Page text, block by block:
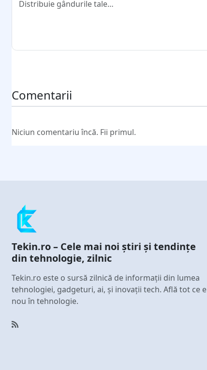
Comentarii
Niciun comentariu încă. Fii primul.
Tekin.ro – Cele mai noi știri și tendințe
din tehnologie, zilnic
Tekin.ro este o sursă zilnică de informații din lumea
tehnologiei, gadgeturi, ai, și inovații tech. Află tot ce e
nou în tehnologie.